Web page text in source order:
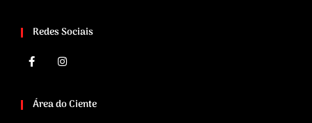
Redes Sociais
Área do Ciente